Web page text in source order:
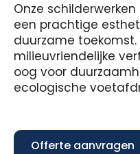
Onze
een prachtige
duurzame toekomst.
milieuvriendelijke
oog voor
ecologische
Offerte aanvragen